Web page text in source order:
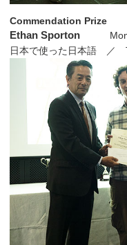
Commendation Prize
Ethan Sporton
日本で使った日本語 ／